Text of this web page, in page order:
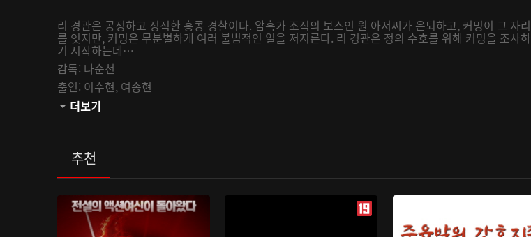
리 경관은 공정하고 정직한 홍콩 경찰이다. 암흑가 조직의 보스인 원 아저씨가 은퇴하고, 커밍이 그 자리
를 잇지만, 커밍은 무분별하게 여러 불법적인 일을 저지른다. 리 경관은 정의 수호를 위해 커밍을 조사하
기 시작하는데…
감독: 나순천
출연: 이수현, 여송현
관람등급:
더보기
추천